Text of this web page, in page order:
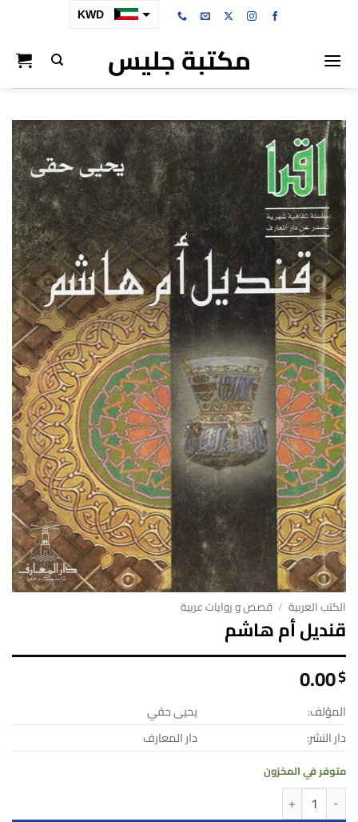
KWD
OMR
QAR
مكتبة جليس
الكتب العربية / قصص و روايات عربية
قنديل أم هاشم
0.00$
المؤلف:
يحيى حقي
دار النشر:
دار المعارف
متوفر في المخزون
كمية قنديل أم هاشم